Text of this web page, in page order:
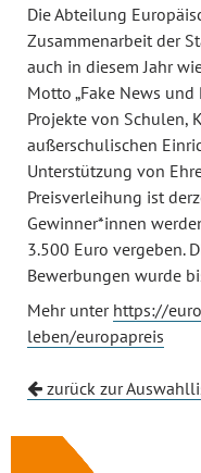
Die Abteilung
Zusammenarbeit der
auch in diesem Jahr
Motto „Fake News
Projekte von Schulen,
außerschulischen
Unterstützung von
Preisverleihung ist
Gewinner*innen
3.500 Euro vergeben.
Bewerbungen wurde
Mehr unter https://
leben/europapreis
zurück zur